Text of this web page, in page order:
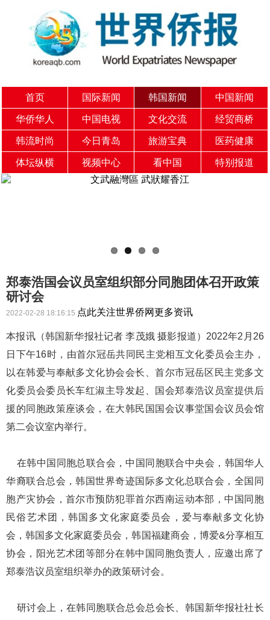
首页 国际新闻 韩国新闻 中国新闻
华侨华人 中国电视 文化交流 经贸商桥
韩流时尚 今日青岛 旅游宝典 医药健康
体坛纵横 视频中心 看中国 特别报道
郑泰浩国会议员室组织部分同胞团体召开政策
研讨会
2022-02-28 18:16:15 点此关注世界侨网更多资讯
本报讯（韩国新华报社记者 李茂娥 摄影报道）2022年2月26
日下午16时，由首尔冠岳共同民主党相互文化委员会主办，
以在韩爱与奉献多文化协会会长、首尔市冠岳区民主党多文
化委员会委员长车红淑主导发起、国会郑泰浩议员室提供后
援的同胞政策座谈会，在大韩民国国会议事堂国会议员会馆
第二会议室内举行。
在韩中国同胞总联合会，中国同胞联合中央会，韩国华人
华裔联合总会，韩国世界奇迹国际多文化总联合会，全国同
胞产灾协会，首尔市预防犯罪首尔西南运动本部，中国同胞
民俗艺术团，韩国多文化家庭委员会，爱与奉献多文化协
会，韩国多文化家庭委员会，韩国福建商会，博爱&分享相互
协会，阳光艺术团等部分在韩中国同胞负责人，应邀出席了
郑泰浩议员室组织举办的政策研讨会。
研讨会上，在韩同胞联合总会总会长、韩国新华报社社长